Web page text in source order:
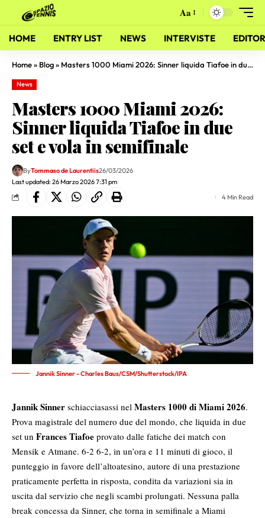
Aa
HOME ENTRY LIST NEWS INTERVISTE
Home» Blog» Masters 1000 Miami 2026: Sinner liquida Tiafoe in due set e vola in semifinale
News
Masters 1000 Miami 2026:
Sinner liquida Tiafoe in due
set e vola in semifinale
Last updated: 26 Marzo 2026 7:31 pm
ByTommaso de Laurentiis26/03/2026
4 Min Read
Jannik Sinner - Charles Baus/CSM/Shutterstock/IPA
Jannik Sinner schiacciasassi nel Masters 1000 di Miami 2026.
Prova magistrale del numero due del mondo, che liquida in due
set un Frances Tiafoe provato dalle fatiche dei match con
Mensik e Atmane. 6-2 6-2, in un’ora e 11 minuti di gioco, il
punteggio in favore dell’altoatesino, autore di una prestazione
praticamente perfetta in risposta, condita da variazioni sia in
uscita dal servizio che negli scambi prolungati. Nessuna palla
break concessa da Sinner, che torna in semifinale a Miami